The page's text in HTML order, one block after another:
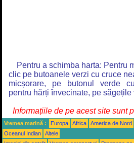
Pentru a schimba harta: Pentru
clic pe butoanele verzi cu cruce
micșorare, pe butonul verde
pentru hărți învecinate, pe săgețile
Informațiile de pe acest site sunt
Vremea marină : Europa Africa America de Nord
Oceanul Indian
Altele